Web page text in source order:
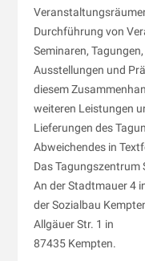
Durchführung von
Seminaren, Tagungen,
Ausstellungen und
diesem
weiteren Leistungen
Lieferungen des
Abweichendes in
Das Tagungszentrum
An der Stadtmauer 4
der Sozialbau
Allgäuer Str. 1 in
87435 Kempten.